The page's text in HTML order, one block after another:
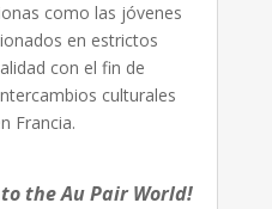
como las jóvenes
en estrictos
con el fin de
culturales
Francia.
the Au Pair World!